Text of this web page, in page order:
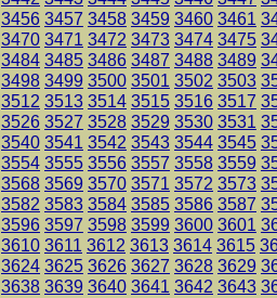
3456 3457 3458 3459 3460 3461
3470 3471 3472 3473 3474 3475
3484 3485 3486 3487 3488 3489
3498 3499 3500 3501 3502 3503
3512 3513 3514 3515 3516 3517
3526 3527 3528 3529 3530 3531
3540 3541 3542 3543 3544 3545
3554 3555 3556 3557 3558 3559
3568 3569 3570 3571 3572 3573
3582 3583 3584 3585 3586 3587
3596 3597 3598 3599 3600 3601
3610 3611 3612 3613 3614 3615
3624 3625 3626 3627 3628 3629
3638 3639 3640 3641 3642 3643